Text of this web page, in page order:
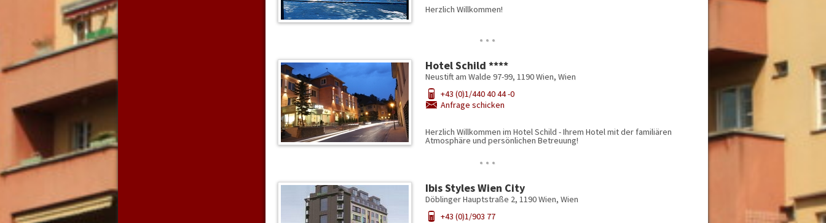
Herzlich Willkommen!
…
Hotel Schild ****
Neustift am Walde 97-99, 1190 Wien, Wien
+43 (0)1/440 40 44 -0
Anfrage schicken
Herzlich Willkommen im Hotel Schild - Ihrem Hotel mit der familiären
Atmosphäre und persönlichen Betreuung!
…
Ibis Styles Wien City
Döblinger Hauptstraße 2, 1190 Wien, Wien
+43 (0)1/903 77